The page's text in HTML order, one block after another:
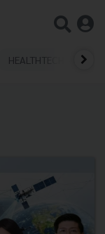
HEALTHTECH